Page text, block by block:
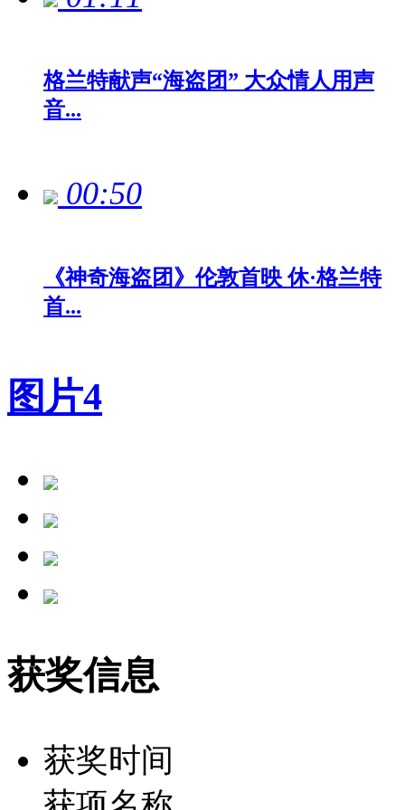
格兰特献声“海盗团” 大众情人用声
音...
00:50
《神奇海盗团》伦敦首映 休·格兰特
首...
图片4
获奖信息
获奖时间